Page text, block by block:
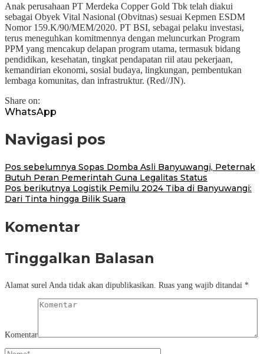
Anak perusahaan PT Merdeka Copper Gold Tbk telah diakui
sebagai Obyek Vital Nasional (Obvitnas) sesuai Kepmen ESDM
Nomor 159.K/90/MEM/2020. PT BSI, sebagai pelaku investasi,
terus meneguhkan komitmennya dengan meluncurkan Program
PPM yang mencakup delapan program utama, termasuk bidang
pendidikan, kesehatan, tingkat pendapatan riil atau pekerjaan,
kemandirian ekonomi, sosial budaya, lingkungan, pembentukan
lembaga komunitas, dan infrastruktur. (Red//JN).
Share on:
WhatsApp
Navigasi pos
Pos sebelumnya Sopas Domba Asli Banyuwangi, Peternak
Butuh Peran Pemerintah Guna Legalitas Status
Pos berikutnya Logistik Pemilu 2024 Tiba di Banyuwangi:
Dari Tinta hingga Bilik Suara
Komentar
Tinggalkan Balasan
Alamat surel Anda tidak akan dipublikasikan. Ruas yang wajib ditandai *
Komentar